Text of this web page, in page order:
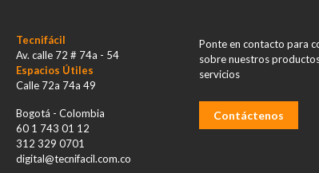
Tecnifácil
Av. calle 72 # 74a - 54
Espacios Útiles
Calle 72a 74a 49
Bogotá - Colombia
60 1 743 01 12
312 329 0701
digital@tecnifacil.com.co
Ponte en contacto para
sobre nuestros
servicios
Contáctenos